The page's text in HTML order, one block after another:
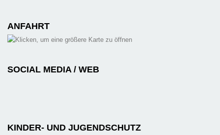
ANFAHRT
SOCIAL MEDIA / WEB
KINDER- UND JUGENDSCHUTZ